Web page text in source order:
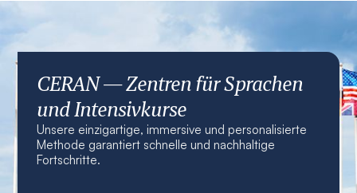
CERAN — Zentren für Sprachen
und Intensivkurse
Unsere einzigartige, immersive und personalisierte
Methode garantiert schnelle und nachhaltige
Fortschritte.